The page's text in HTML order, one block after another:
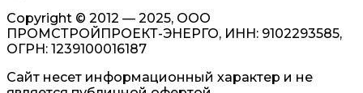
Copyright © 2012 — 2025, ООО
ПРОМСТРОЙПРОЕКТ-ЭНЕРГО, ИНН: 9102293585,
ОГРН: 1239100016187
Сайт несет информационный характер и не